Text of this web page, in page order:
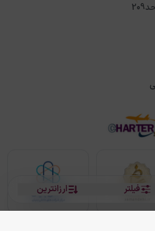
ارزانترین فیلتر